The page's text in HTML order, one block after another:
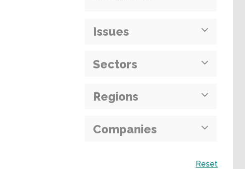
Issues
Sectors
Regions
Companies
Reset